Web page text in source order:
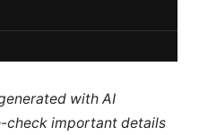
with AI
check important details